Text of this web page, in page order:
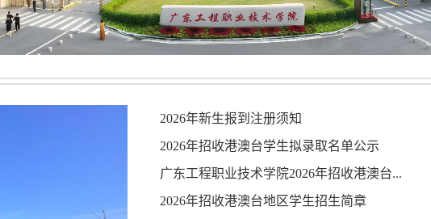
2026年新生报到注册须知
2026年招收港澳台学生拟录取名单公示
广东工程职业技术学院2026年招收港澳台...
2026年招收港澳台地区学生招生简章